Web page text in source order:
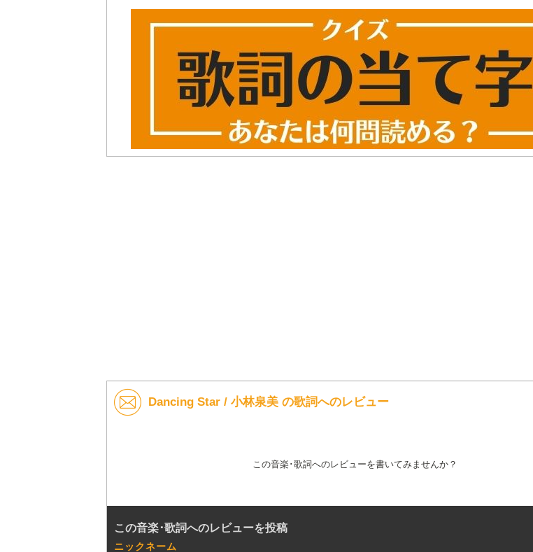
Dancing Star / 小林泉美 の歌詞へのレビュー
この音楽･歌詞へのレビューを書いてみませんか？
この音楽･歌詞へのレビューを投稿
ニックネーム